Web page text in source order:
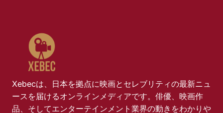
Xebecは、日本を拠点に映画とセレブリティの最新ニュ
ースを届けるオンラインメディアです。俳優、映画作
品、そしてエンターテインメント業界の動きをわかりや